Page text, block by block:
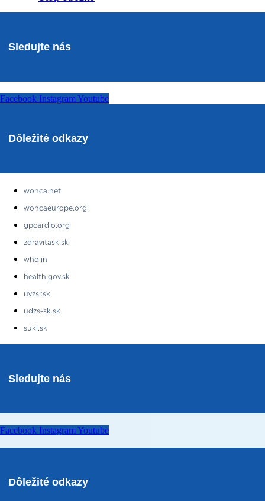
Sledujte nás
Facebook Instagram Youtube
Dôležité odkazy
wonca.net
woncaeurope.org
gpcardio.org
zdravitask.sk
who.in
health.gov.sk
uvzsr.sk
udzs-sk.sk
sukl.sk
Sledujte nás
Facebook Instagram Youtube
Dôležité odkazy